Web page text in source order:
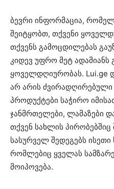
ბევრი ინფორმაცია,
შეიტყობთ, თქვენი
თქვენს გამოცდილებას
კიდევ უფრო მეტ ადამიანს
ყოველდღიურობას. Lui.ge
არ არის ძვირადღირებული
პროდუქტები საჭირო
ჯანმრთელები, ლამაზები
თქვენ სახლის
სასურველ შედეგებს
რომლებიც ყველას
მოიპოვება.